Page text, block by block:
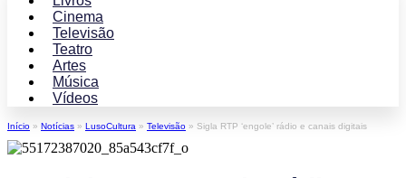
Cinema
Televisão
Teatro
Artes
Música
Vídeos
Início » Notícias » LusoCultura » Televisão » Sigla RTP ‘engole’ rádio e canais digitais